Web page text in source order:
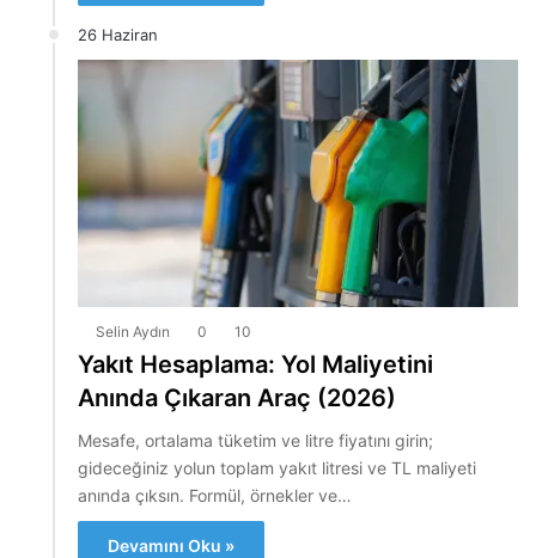
26 Haziran
Selin Aydın 0 10
Yakıt Hesaplama: Yol Maliyetini
Anında Çıkaran Araç (2026)
Mesafe, ortalama tüketim ve litre fiyatını girin;
gideceğiniz yolun toplam yakıt litresi ve TL maliyeti
anında çıksın. Formül, örnekler ve…
Devamını Oku »